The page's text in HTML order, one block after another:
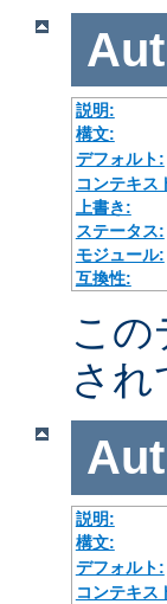
説明:
構文:
デフォルト:
コンテキス
上書き:
ステータス:
モジュール:
互換性:
こ
さ
説明:
構文:
デフォルト:
コンテキス